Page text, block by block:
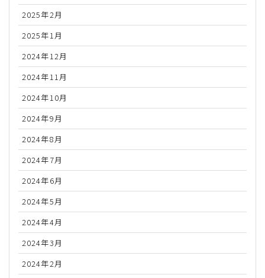
2025年2月
2025年1月
2024年12月
2024年11月
2024年10月
2024年9月
2024年8月
2024年7月
2024年6月
2024年5月
2024年4月
2024年3月
2024年2月